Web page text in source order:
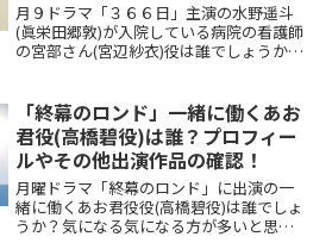
月９ドラマ「３６６日」主演の水野遥斗
(眞栄田郷敦)が入院している病院の看護師
の宮部さん(宮辺紗衣)役は誰でしょうか？
「終幕のロンド」一緒に働くあお
君役(高橋碧役)は誰？プロフィー
ルやその他出演作品の確認！
月曜ドラマ「終幕のロンド」に出演の一
緒に働くあお君役役(高橋碧役)は誰でしょ
うか？気になる気になる方が多いと思い